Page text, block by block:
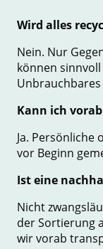
Wird alles
Nein. Nur
können
Kann ich
Ja. Persönliche
vor Beginn
Ist eine
Nicht
der Sortierung
wir vorab